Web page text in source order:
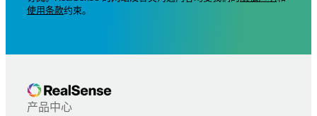
使用条款约束。
产品中心